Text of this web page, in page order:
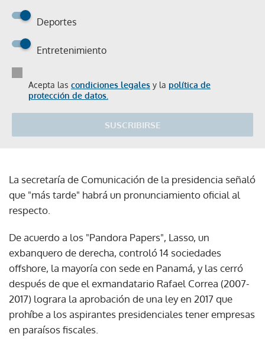
Deportes
Entretenimiento
Acepta las condiciones legales y la política de
protección de datos.
SUSCRIBIRSE
La secretaría de Comunicación de la presidencia señaló
que "más tarde" habrá un pronunciamiento oficial al
respecto.
De acuerdo a los "Pandora Papers", Lasso, un
exbanquero de derecha, controló 14 sociedades
offshore, la mayoría con sede en Panamá, y las cerró
después de que el exmandatario Rafael Correa (2007-
2017) lograra la aprobación de una ley en 2017 que
prohíbe a los aspirantes presidenciales tener empresas
en paraísos fiscales.